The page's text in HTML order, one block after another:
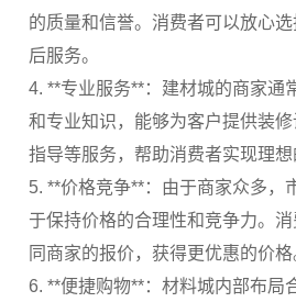
的质量和信誉。消费者可以放心
后服务。
4. **专业服务**：建材城的商家通
和专业知识，能够为客户提供装
指导等服务，帮助消费者实现理想
5. **价格竞争**：由于商家众多，
于保持价格的合理性和竞争力。
同商家的报价，获得更优惠的价格
6. **便捷购物**：材料城内部布局